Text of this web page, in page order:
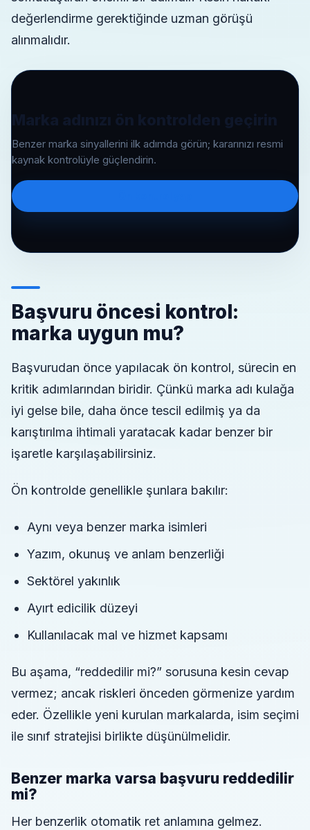
değerlendirme gerektiğinde uzman görüşü
alınmalıdır.
Marka adınızı ön kontrolden geçirin
Benzer marka sinyallerini ilk adımda görün; kararınızı resmi
kaynak kontrolüyle güçlendirin.
Başvuru öncesi kontrol:
marka uygun mu?
Başvurudan önce yapılacak ön kontrol, sürecin en
kritik adımlarından biridir. Çünkü marka adı kulağa
iyi gelse bile, daha önce tescil edilmiş ya da
karıştırılma ihtimali yaratacak kadar benzer bir
işaretle karşılaşabilirsiniz.
Ön kontrolde genellikle şunlara bakılır:
Aynı veya benzer marka isimleri
Yazım, okunuş ve anlam benzerliği
Sektörel yakınlık
Ayırt edicilik düzeyi
Kullanılacak mal ve hizmet kapsamı
Bu aşama, “reddedilir mi?” sorusuna kesin cevap
vermez; ancak riskleri önceden görmenize yardım
eder. Özellikle yeni kurulan markalarda, isim seçimi
ile sınıf stratejisi birlikte düşünülmelidir.
Benzer marka varsa başvuru reddedilir
mi?
Her benzerlik otomatik ret anlamına gelmez.